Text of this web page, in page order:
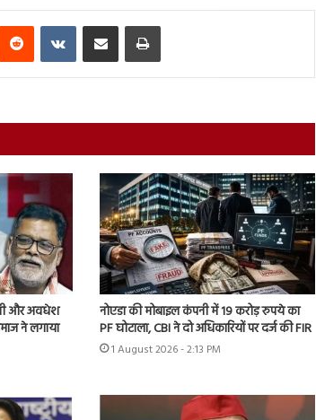
Reddit VKontakteShare via Email Print
और अवधेश
ने लगाया
नोएडा की मोबाइल कंपनी में 19 करोड़ रुपये का
PF घोटाला, CBI ने दो अधिकारियों पर दर्ज की FIR
1 August 2026 - 2:13 PM